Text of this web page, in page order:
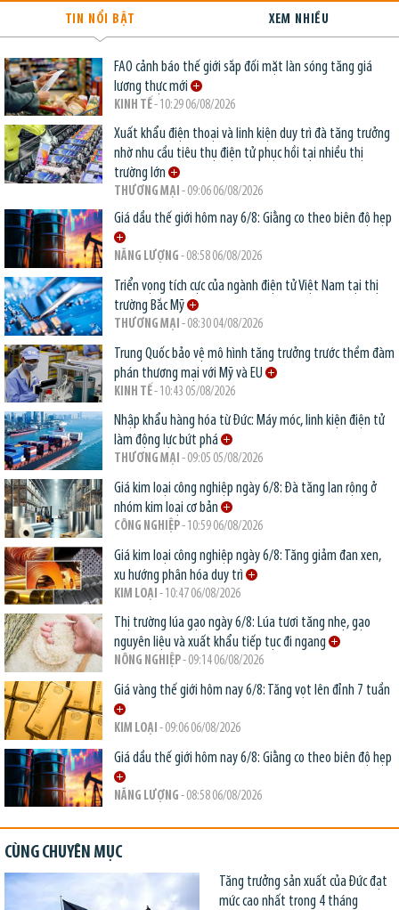
TIN NỔI BẬT XEM NHIỀU
FAO cảnh báo thế giới sắp đối mặt làn sóng tăng giá
lương thực mới
KINH TẾ- 10:29 06/08/2026
Xuất khẩu điện thoại và linh kiện duy trì đà tăng trưởng
nhờ nhu cầu tiêu thụ điện tử phục hồi tại nhiều thị
trường lớn
THƯƠNG MẠI - 09:06 06/08/2026
Giá dầu thế giới hôm nay 6/8: Giằng co theo biên độ hẹp
NĂNG LƯỢNG - 08:58 06/08/2026
Triển vọng tích cực của ngành điện tử Việt Nam tại thị
trường Bắc Mỹ
THƯƠNG MẠI - 08:30 04/08/2026
Trung Quốc bảo vệ mô hình tăng trưởng trước thềm đàm
phán thương mại với Mỹ và EU
KINH TẾ- 10:43 05/08/2026
Nhập khẩu hàng hóa từ Đức: Máy móc, linh kiện điện tử
làm động lực bứt phá
THƯƠNG MẠI - 09:05 05/08/2026
Giá kim loại công nghiệp ngày 6/8: Đà tăng lan rộng ở
nhóm kim loại cơ bản
CÔNG NGHIỆP- 10:59 06/08/2026
Giá kim loại công nghiệp ngày 6/8: Tăng giảm đan xen,
xu hướng phân hóa duy trì
KIM LOẠI - 10:47 06/08/2026
Thị trường lúa gạo ngày 6/8: Lúa tươi tăng nhẹ, gạo
nguyên liệu và xuất khẩu tiếp tục đi ngang
NÔNG NGHIỆP- 09:14 06/08/2026
Giá vàng thế giới hôm nay 6/8: Tăng vọt lên đỉnh 7 tuần
KIM LOẠI - 09:06 06/08/2026
Giá dầu thế giới hôm nay 6/8: Giằng co theo biên độ hẹp
NĂNG LƯỢNG - 08:58 06/08/2026
CÙNG CHUYÊN MỤC
Tăng trưởng sản xuất của Đức đạt
mức cao nhất trong 4 tháng